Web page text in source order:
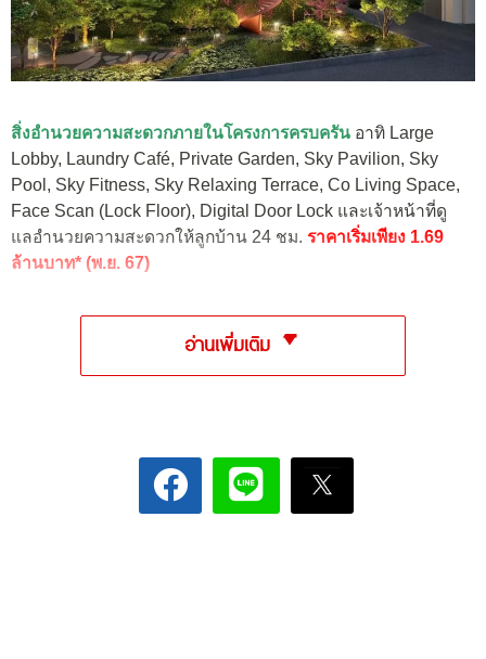
สิ่งอำนวยความสะดวกภายในโครงการครบครัน อาทิ Large
Lobby, Laundry Café, Private Garden, Sky Pavilion, Sky
Pool, Sky Fitness, Sky Relaxing Terrace, Co Living Space,
Face Scan (Lock Floor), Digital Door Lock และเจ้าหน้าที่ดู
แลอํานวยความสะดวกให้ลูกบ้าน 24 ชม. ราคาเริ่มเพียง 1.69
ล้านบาท* (พ.ย. 67)
อ่านเพิ่มเติม